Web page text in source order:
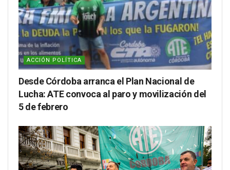
ACCIÓN POLÍTICA
Desde Córdoba arranca el Plan Nacional de
Lucha: ATE convoca al paro y movilización del
5 de febrero